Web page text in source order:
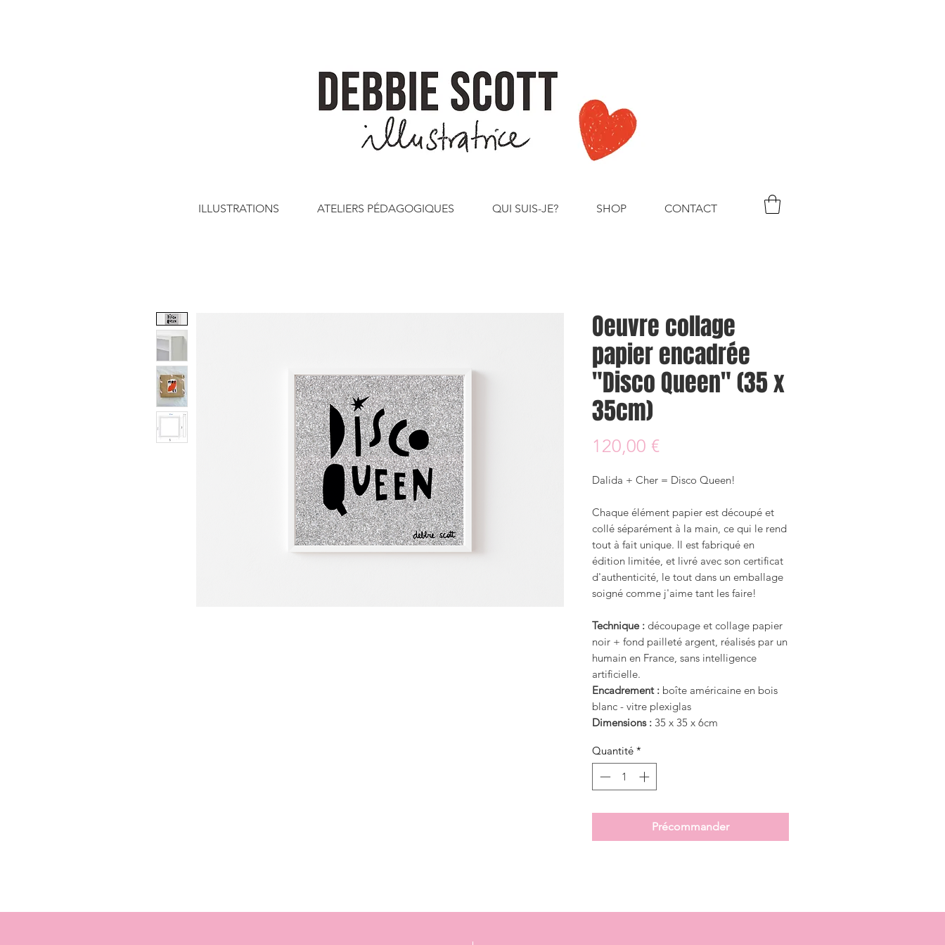
ILLUSTRATIONS ATELIERS PÉDAGOGIQUES QUI SUIS-JE? SHOP CONTACT
Oeuvre collage
papier encadrée
"Disco Queen" (35 x
35cm)
120,00 €Prix
Dalida + Cher = Disco Queen!
Chaque élément papier est découpé et
collé séparément à la main, ce qui le rend
tout à fait unique. Il est fabriqué en
édition limitée, et livré avec son certificat
d'authenticité, le tout dans un emballage
soigné comme j'aime tant les faire!
Technique : découpage et collage papier
noir + fond pailleté argent, réalisés par un
humain en France, sans intelligence
artificielle.
Encadrement : boîte américaine en bois
blanc - vitre plexiglas
Dimensions : 35 x 35 x 6cm
Quantité *
Précommander